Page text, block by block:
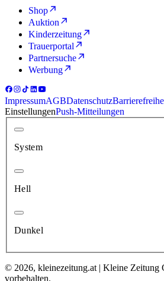
Shop
Auktion
Kinderzeitung
Trauerportal
Partnersuche
Werbung
ImpressumAGBDatenschutz
EinstellungenPush-Mitteilungen
System
Hell
Dunkel
© 2026, kleinezeitung.at | Kleine Zeitung
vorbehalten.